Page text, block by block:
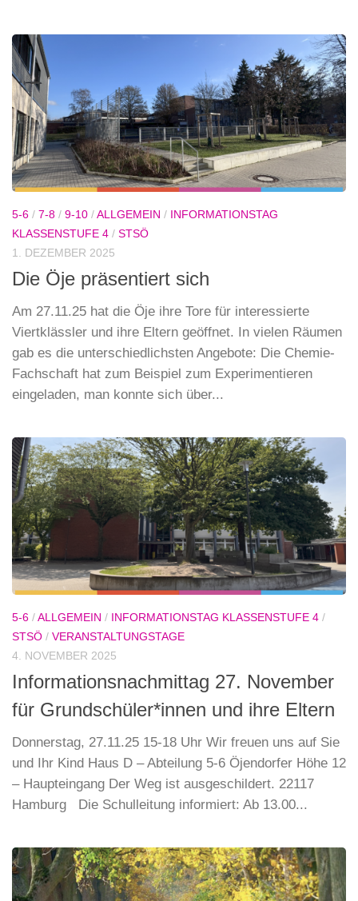
5-6 / 7-8 / 9-10 /ALLGEMEIN / INFORMATIONSTAG
KLASSENSTUFE 4 / STSÖ
1. DEZEMBER 2025
Die Öje präsentiert sich
Am 27.11.25 hat die Öje ihre Tore für interessierte
Viertklässler und ihre Eltern geöffnet. In vielen Räumen
gab es die unterschiedlichsten Angebote: Die Chemie-
Fachschaft hat zum Beispiel zum Experimentieren
eingeladen, man konnte sich über...
5-6 /ALLGEMEIN / INFORMATIONSTAG KLASSENSTUFE 4 /
STSÖ / VERANSTALTUNGSTAGE
4. NOVEMBER 2025
Informationsnachmittag 27. November
für Grundschüler*innen und ihre Eltern
Donnerstag, 27.11.25 15-18 Uhr Wir freuen uns auf Sie
und Ihr Kind Haus D – Abteilung 5-6 Öjendorfer Höhe 12
– Haupteingang Der Weg ist ausgeschildert. 22117
Hamburg Die Schulleitung informiert: Ab 13.00...